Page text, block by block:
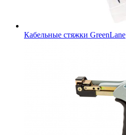
Кабельные стяжки GreenLane